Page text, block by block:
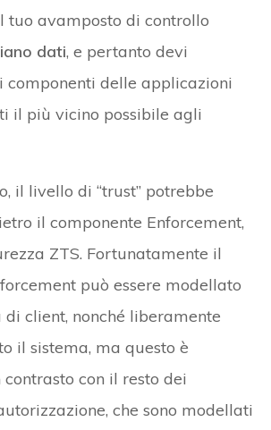
tuo avamposto di controllo
dati, e pertanto devi
componenti delle applicazioni
il più vicino possibile agli
il livello di “trust” potrebbe
il componente Enforcement,
ZTS. Fortunatamente il
può essere modellato
client, nonché liberamente
il sistema, ma questo è
con il resto dei
che sono modellati